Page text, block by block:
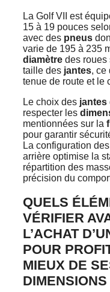
La Golf VII est
15 à 19 pouces
avec des pneus
varie de 195 à 235
diamètre des roues
taille des jantes, ce
tenue de route et le
Le choix des jantes
respecter les
mentionnées sur la
pour garantir
La configuration des
arrière optimise la
répartition des
précision du
QUELS
VÉRIFIER
L’ACHAT
POUR
MIEUX DE